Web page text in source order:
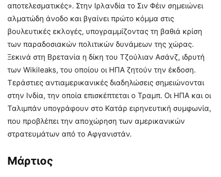
αποτελεσματικές». Στην Ιρλανδία το Σιν Φέιν σημειώνει
αλματώδη άνοδο και βγαίνει πρώτο κόμμα στις
βουλευτικές εκλογές, υπογραμμίζοντας τη βαθιά κρίση
των παραδοσιακών πολιτικών δυνάμεων της χώρας.
Ξεκινά στη Βρετανία η δίκη του Τζούλιαν Ασάνζ, ιδρυτή
των Wikileaks, του οποίου οι ΗΠΑ ζητούν την έκδοση.
Τεράστιες αντιαμερικανικές διαδηλώσεις σημειώνονται
στην Ινδία, την οποία επισκέπτεται ο Τραμπ. Οι ΗΠΑ και οι
Ταλιμπάν υπογράφουν στο Κατάρ ειρηνευτική συμφωνία,
που προβλέπει την αποχώρηση των αμερικανικών
στρατευμάτων από το Αφγανιστάν.
Μάρτιος